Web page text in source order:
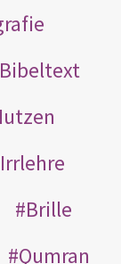
Irrlehre
Brille
Qumran